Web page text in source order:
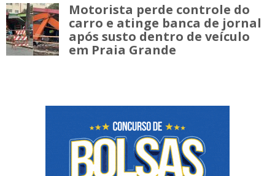
Motorista perde controle do
carro e atinge banca de jornal
após susto dentro de veículo
em Praia Grande